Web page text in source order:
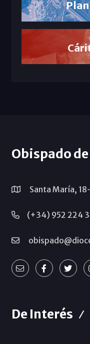
Obispado
Santa María,
(+34) 952 224
De Interés